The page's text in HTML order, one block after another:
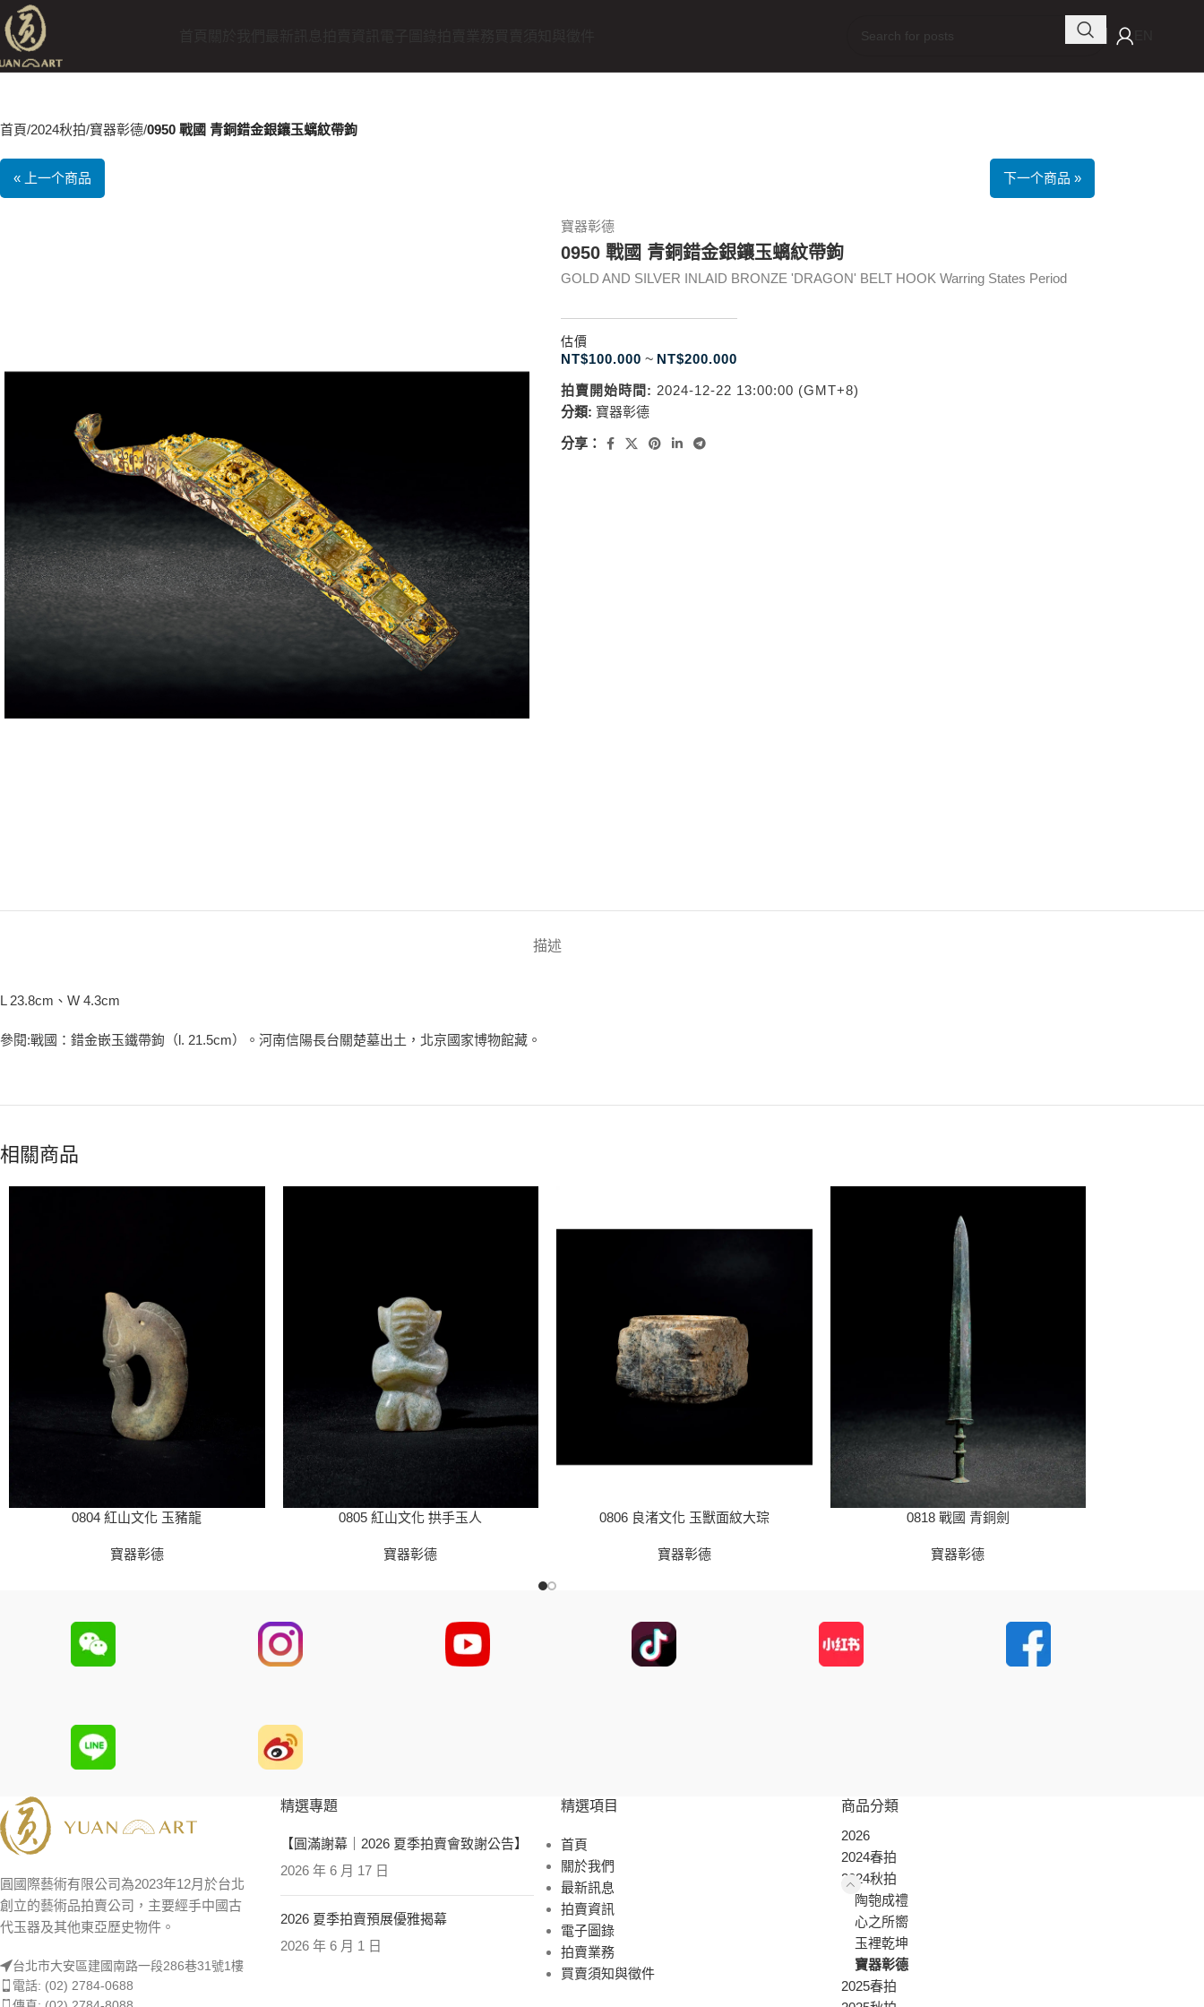
首頁 2024秋拍 寶器彰德 0950 戰國 青銅錯金銀鑲玉螭紋帶鉤
« 上一个商品 下一个商品 »
寶器彰德
0950 戰國 青銅錯金銀鑲玉螭紋帶鉤
GOLD AND SILVER INLAID BRONZE 'DRAGON' BELT HOOK Warring States Period
估價
NT$100.000 ~ NT$200.000
拍賣開始時間: 2024-12-22 13:00:00 (GMT+8)
分類: 寶器彰德
分享：
描述
L 23.8cm、W 4.3cm
參閱:戰國：錯金嵌玉鐵帶鉤（l. 21.5cm）。河南信陽長台關楚墓出土，北京國家博物館藏。
相關商品
0804 紅山文化 玉豬龍
寶器彰德
0805 紅山文化 拱手玉人
寶器彰德
0806 良渚文化 玉獸面紋大琮
寶器彰德
0818 戰國 青銅劍
寶器彰德
圓國際藝術有限公司為2023年12月於台北
創立的藝術品拍賣公司，主要經手中國古
代玉器及其他東亞歷史物件。
台北市大安區建國南路一段286巷31號1樓
電話: (02) 2784-0688
精選專題
【圓滿謝幕｜2026 夏季拍賣會致謝公告】
2026 年 6 月 17 日
2026 夏季拍賣預展優雅揭幕
2026 年 6 月 1 日
精選項目
首頁
關於我們
最新訊息
拍賣資訊
電子圖錄
拍賣業務
買賣須知與徵件
商品分類
2026
2024春拍
2024秋拍
陶匏成禮
心之所嚮
玉裡乾坤
寶器彰德
2025春拍